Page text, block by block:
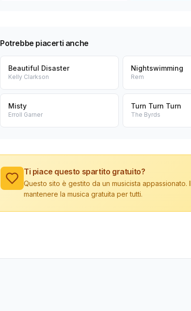
Potrebbe piacerti anche
Beautiful Disaster
Kelly Clarkson
Nightswimming
Rem
Misty
Erroll Garner
Turn Turn Turn
The Byrds
Ti piace questo spartito gratuito?
Questo sito è gestito da un musicista appassionato.
mantenere la musica gratuita per tutti.